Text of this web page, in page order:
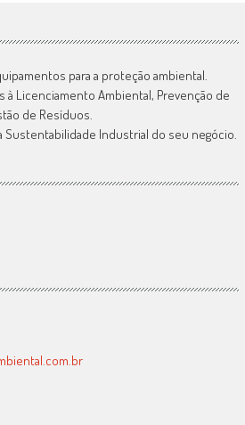
para a proteção ambiental.
à Licenciamento Ambiental, Prevenção de
de Resíduos.
Sustentabilidade Industrial do seu negócio.